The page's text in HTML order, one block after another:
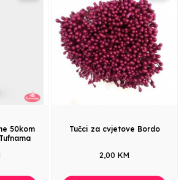
50kom
Tučci za cvjetove Bordo
2,00 KM